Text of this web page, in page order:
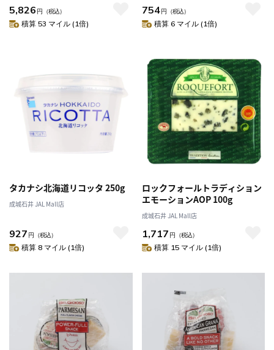
5,826 円 （税込）
積算 53 マイル (1倍)
754円 （税込）
積算 6 マイル (1倍)
タカナシ北海道リコッタ 250g
成城石井 JAL Mall店
927 円 （税込）
積算 8 マイル (1倍)
ロックフォールトラディション
エモーションAOP 100g
成城石井 JAL Mall店
1,717 円 （税込）
積算 15 マイル (1倍)